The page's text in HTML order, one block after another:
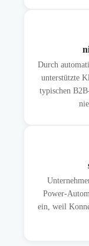
Durch
unterstützte
typischen
Power-
ein, weil